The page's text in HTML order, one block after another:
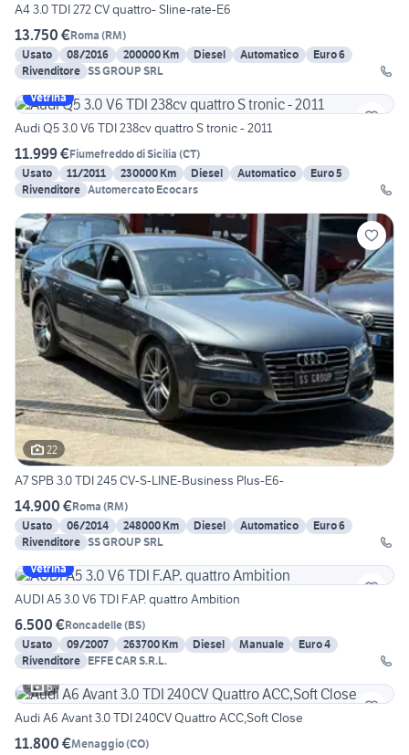
A4 3.0 TDI 272 CV quattro- Sline-rate-E6
13.750 €Roma (RM)
Usato
08/2016 200000 Km Diesel Automatico
Euro 6
Rivenditore SS GROUP SRL
Vetrina
Audi Q5 3.0 V6 TDI 238cv quattro S tronic - 2011
11.999 €Fiumefreddo di Sicilia (CT)
Usato
11/2011 230000 Km Diesel Automatico
Euro 5
Rivenditore Automercato Ecocars
22
A7 SPB 3.0 TDI 245 CV-S-LINE-Business Plus-E6-
14.900 €Roma (RM)
Usato
06/2014 248000 Km Diesel Automatico
Euro 6
Rivenditore SS GROUP SRL
Vetrina
AUDI A5 3.0 V6 TDI F.AP. quattro Ambition
6.500 €Roncadelle(BS)
Usato
09/2007 263700 Km Diesel Manuale
Euro 4
Rivenditore EFFE CAR S.R.L.
6
Audi A6 Avant 3.0 TDI 240CV Quattro ACC,Soft Close
11.800 €Menaggio(CO)